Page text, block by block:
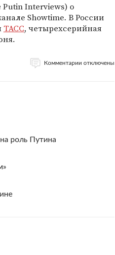
Interviews) о
Showtime. В России
ТАСС, четырехсерийная
Комментарии отключены
роль Путина